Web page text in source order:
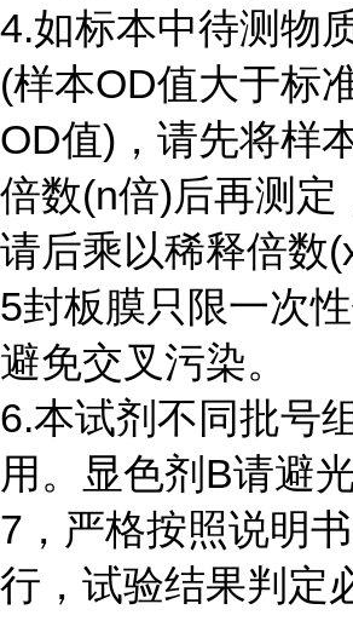
4.如标本中待测物
(样本OD值大于标
OD值)，请先将样
倍数(n倍)后再测定
请后乘以稀释倍数
5封板膜只限一次
避免交叉污染。
6.本试剂不同批号
用。显色剂B请避光
7，严格按照说明
行，试验结果判定